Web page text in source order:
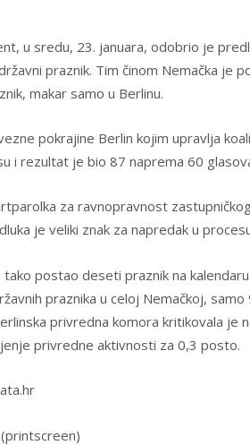
u sredu, 23. januara, odobrio je
praznik. Tim činom Nemačka je
makar samo u Berlinu.
pokrajine Berlin kojim upravlja
i rezultat je bio 87 naprema 60
za ravnopravnost
je veliki znak za napredak u
tako postao deseti praznik na
praznika u celoj Nemačkoj,
privredna komora kritikovala je
privredne aktivnosti za 0,3 posto.